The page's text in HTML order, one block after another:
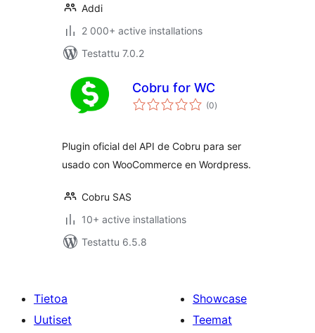
Addi
2 000+ active installations
Testattu 7.0.2
Cobru for WC
(0arvosanat
yhteensä
)
Plugin oficial del API de Cobru para ser
usado con WooCommerce en Wordpress.
Cobru SAS
10+ active installations
Testattu 6.5.8
Tietoa
Uutiset
Showcase
Teemat